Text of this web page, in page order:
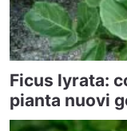
Ficus lyrata:
pianta nuovi